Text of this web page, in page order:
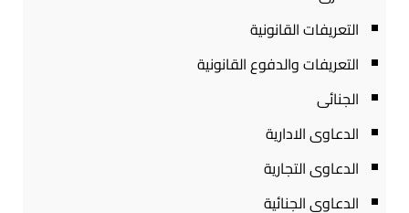
التعريفات القانونية
التعريفات والدفوع القانونية
الجنائى
الدعاوى الادارية
الدعاوى التجارية
الدعاوى الجنائية